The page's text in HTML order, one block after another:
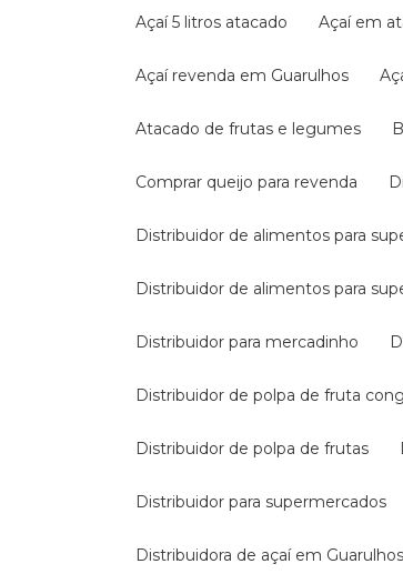
Açaí 5 litros atacado Açaí em
Açaí revenda em Guarulhos
Atacado de frutas e legumes
Comprar queijo para revenda
Distribuidor de alimentos para
Distribuidor de alimentos para
Distribuidor para mercadinho
Distribuidor de polpa de fruta
Distribuidor de polpa de frutas
Distribuidor para supermercados
Distribuidora de açaí em Guarulhos